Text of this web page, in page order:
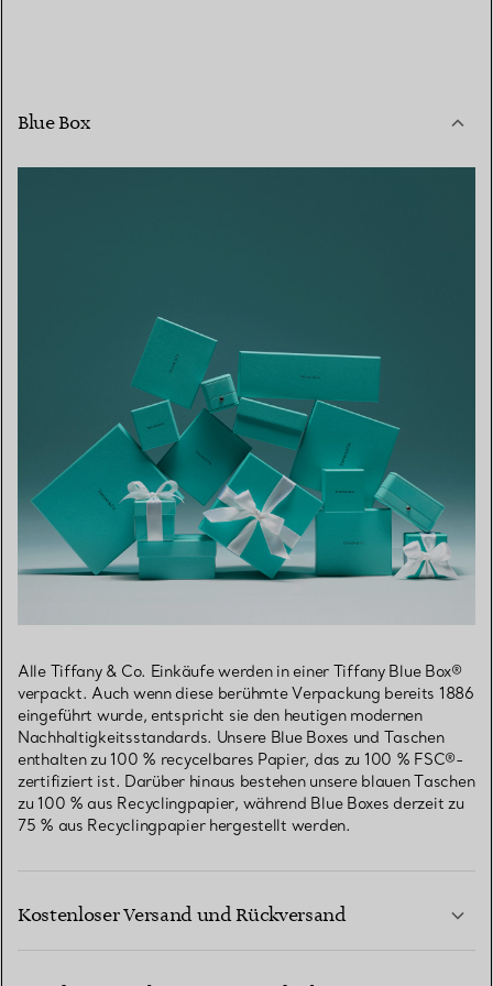
Blue Box
Alle Tiffany & Co. Einkäufe werden in einer Tiffany Blue Box®
verpackt. Auch wenn diese berühmte Verpackung bereits 1886
eingeführt wurde, entspricht sie den heutigen modernen
Nachhaltigkeitsstandards. Unsere Blue Boxes und Taschen
enthalten zu 100 % recycelbares Papier, das zu 100 % FSC®-
zertifiziert ist. Darüber hinaus bestehen unsere blauen Taschen
zu 100 % aus Recyclingpapier, während Blue Boxes derzeit zu
75 % aus Recyclingpapier hergestellt werden.
Kostenloser Versand und Rückversand